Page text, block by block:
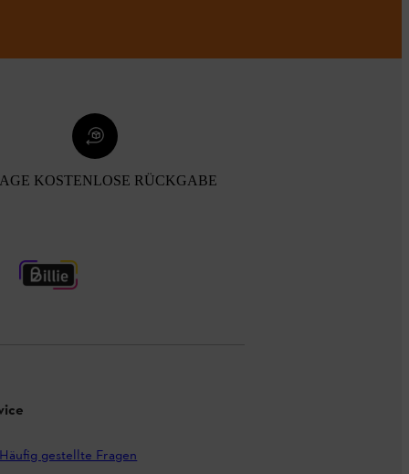
KOSTENLOSE RÜCKGABE
Häufig gestellte Fragen